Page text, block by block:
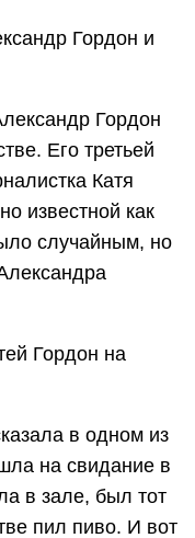
Гордон и
Гордон
Его третьей
Катя
известной как
случайным, но
Гордон на
в одном из
на свидание в
в зале, был тот
пил пиво. И вот